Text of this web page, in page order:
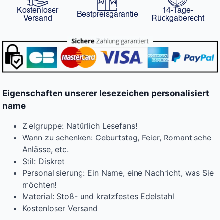
Kostenloser
Versand
Bestpreisgarantie
14-Tage-
Rückgaberecht
Eigenschaften unserer lesezeichen personalisiert
name
Zielgruppe: Natürlich Lesefans!
Wann zu schenken: Geburtstag, Feier, Romantische
Anlässe, etc.
Stil: Diskret
Personalisierung: Ein Name, eine Nachricht, was Sie
möchten!
Material: Stoß- und kratzfestes Edelstahl
Kostenloser Versand